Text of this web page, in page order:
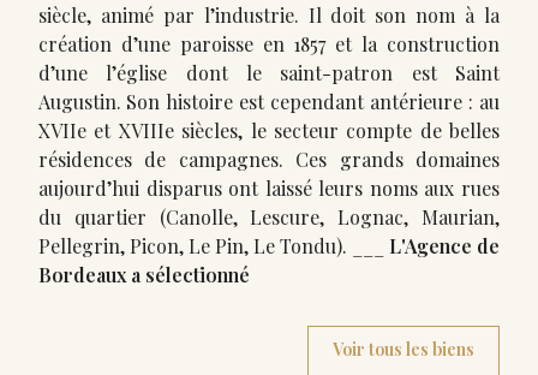
siècle, animé par l’industrie. Il doit son nom à la
création d’une paroisse en 1857 et la construction
d’une l’église dont le saint-patron est Saint
Augustin. Son histoire est cependant antérieure : au
XVIIe et XVIIIe siècles, le secteur compte de belles
résidences de campagnes. Ces grands domaines
aujourd’hui disparus ont laissé leurs noms aux rues
du quartier (Canolle, Lescure, Lognac, Maurian,
L'Agence de
Bordeaux a sélectionné
Voir tous les biens